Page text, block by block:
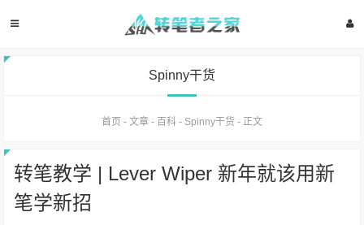
Spinny干货
首页 - 文章 - 百科 - Spinny干货 - 正文
转笔教学 | Lever Wiper 新年就该用新
笔学新招